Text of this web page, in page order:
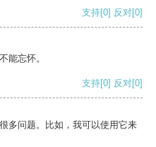
支持[0] 反对[0]
能忘怀。
支持[0] 反对[0]
多问题。比如，我可以使用它来